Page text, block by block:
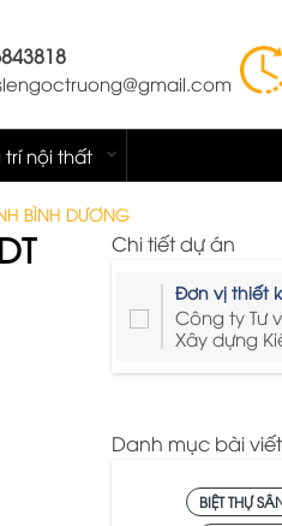
trí nội thất
BÌNH DƯƠNG
Chi tiết dự án
Đơn vị thiết
Công ty Tư
Xây dựng
Danh mục bài viết
BIỆT THỰ